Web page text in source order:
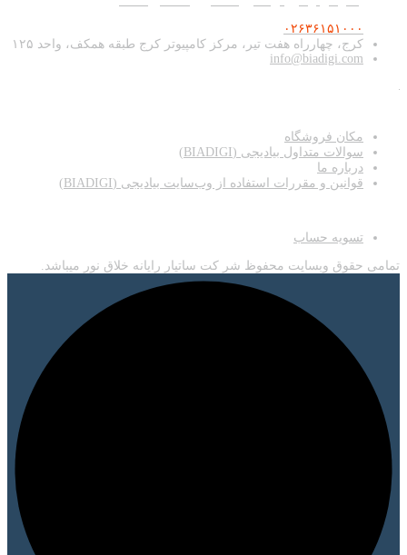
۰۲۶۳۶۱۵۱۰۰۰
کرج، چهارراه هفت تیر، مرکز کامپیوتر کرج طبقه همکف، واحد ۱۲۵
info@biadigi.com
مکان فروشگاه
سوالات متداول بیادیجی (BIADIGI)
درباره ما
قوانین و مقررات استفاده از وب‌سایت بیادیجی (BIADIGI)
تسویه حساب
تمامی حقوق وبسایت محفوظ شر کت ساتیار رایانه خلاق نور میباشد.